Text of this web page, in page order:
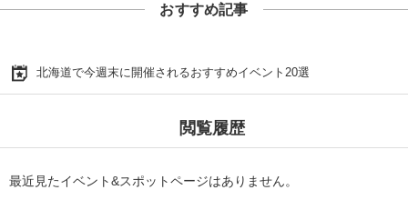
おすすめ記事
北海道で今週末に開催されるおすすめイベント20選
閲覧履歴
最近見たイベント&スポットページはありません。